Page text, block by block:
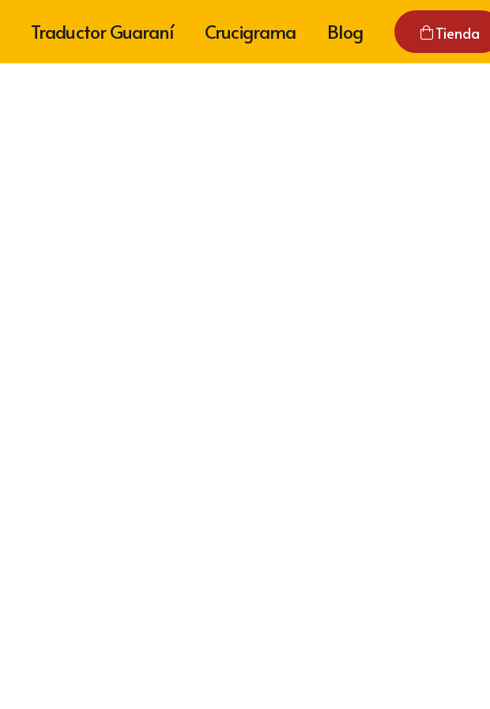
Traductor Guaraní Crucigrama Blog Tienda